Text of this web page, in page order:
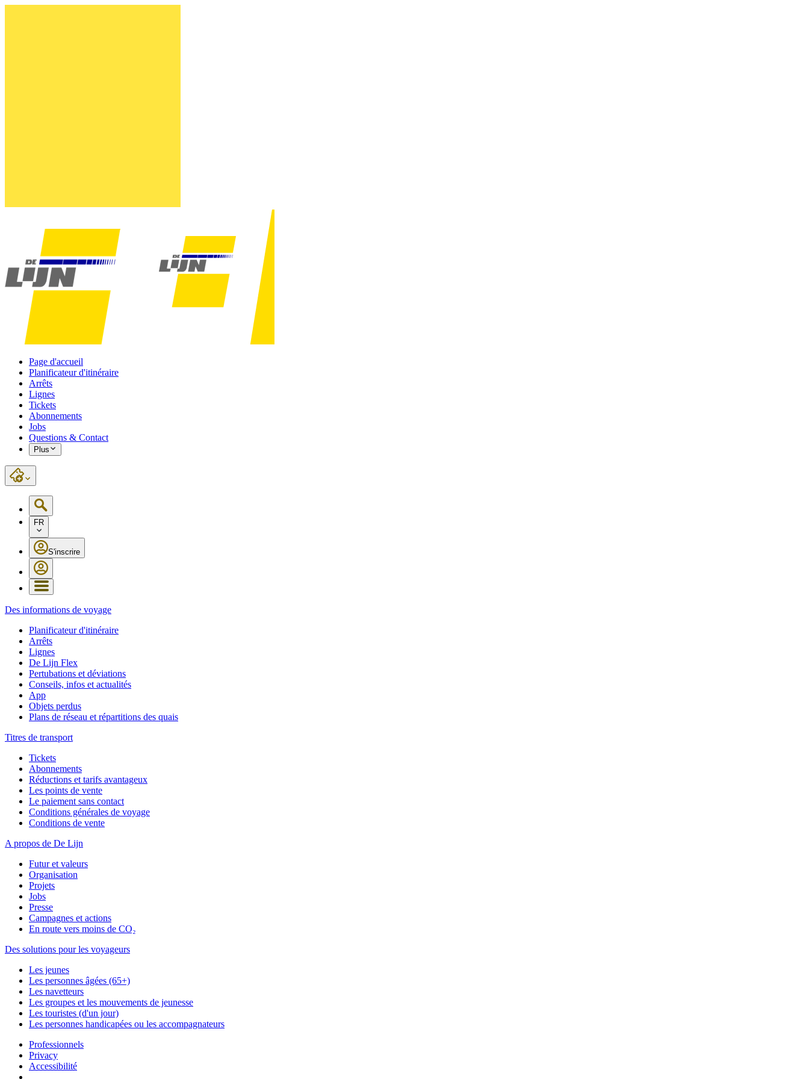
Page d'accueil
Planificateur d'itinéraire
Arrêts
Lignes
Tickets
Abonnements
Jobs
Questions & Contact
Plus
FR
S'inscrire
Des informations de voyage
Planificateur d'itinéraire
Arrêts
Lignes
De Lijn Flex
Pertubations et déviations
Conseils, infos et actualités
App
Objets perdus
Plans de réseau et répartitions des quais
Titres de transport
Tickets
Abonnements
Réductions et tarifs avantageux
Les points de vente
Le paiement sans contact
Conditions générales de voyage
Conditions de vente
A propos de De Lijn
Futur et valeurs
Organisation
Projets
Jobs
Presse
Campagnes et actions
En route vers moins de CO₂
Des solutions pour les voyageurs
Les jeunes
Les personnes âgées (65+)
Les navetteurs
Les groupes et les mouvements de jeunesse
Les touristes (d'un jour)
Les personnes handicapées ou les accompagnateurs
Professionnels
Privacy
Accessibilité